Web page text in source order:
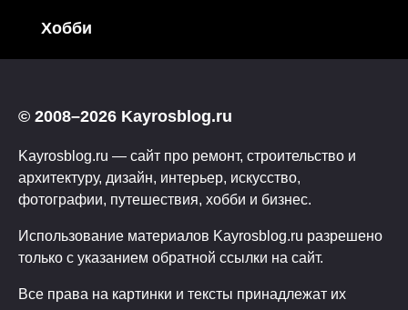
Хобби
© 2008–2026 Kayrosblog.ru
Kayrosblog.ru — сайт про ремонт, строительство и
архитектуру, дизайн, интерьер, искусство,
фотографии, путешествия, хобби и бизнес.
Использование материалов Kayrosblog.ru разрешено
только с указанием обратной ссылки на сайт.
Все права на картинки и тексты принадлежат их